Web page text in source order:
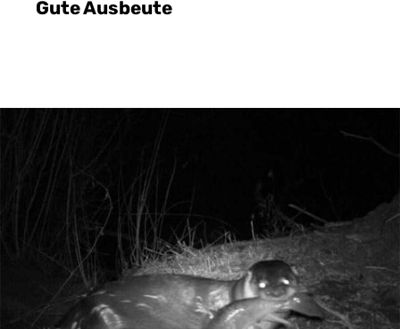
Gute Ausbeute